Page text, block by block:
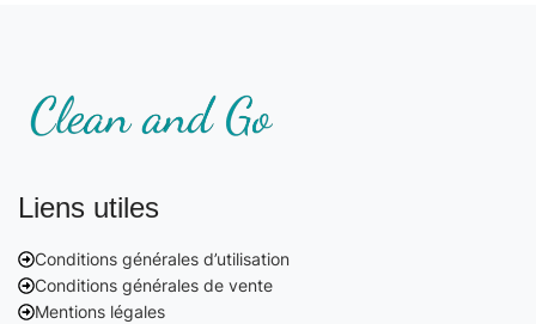
Liens utiles
Conditions générales d’utilisation
Conditions générales de vente
Mentions légales